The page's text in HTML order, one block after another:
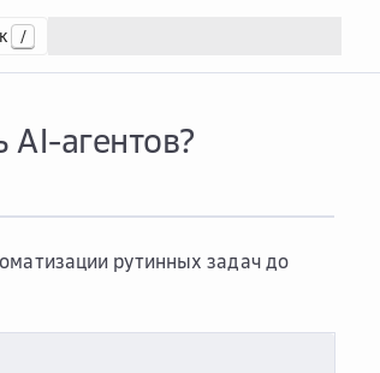
/
агентов?
рутинных задач до